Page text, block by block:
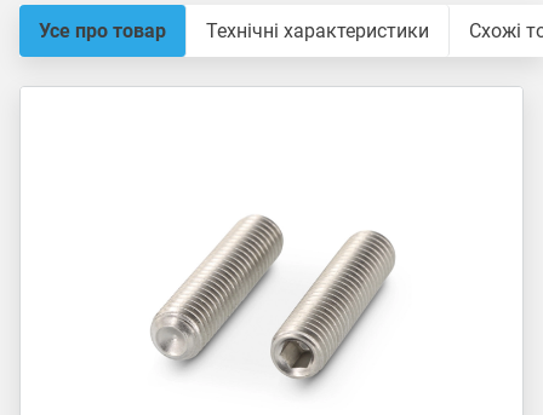
Усе про товар Технічні характеристики Схожі